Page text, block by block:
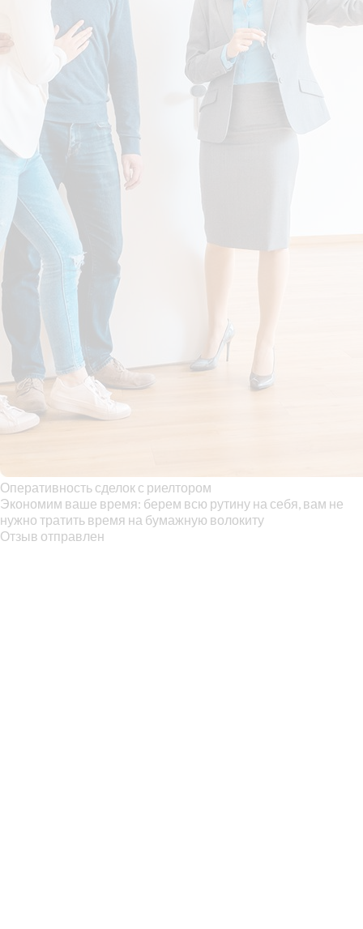
Оперативность сделок с риелтором
Экономим ваше время: берем всю рутину на себя, вам не
нужно тратить время на бумажную волокиту
Отзыв отправлен